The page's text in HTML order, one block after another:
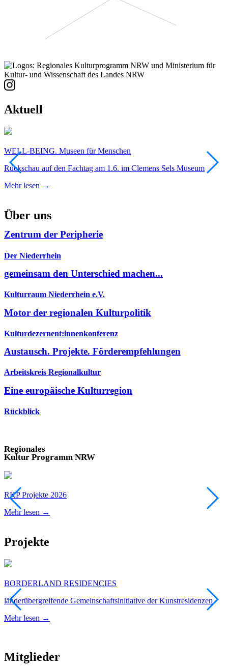
Aktuell
WELL-BEING. Museen für Menschen
Rückschau auf den Fachtag am 1.6. im Clemens Sels Museum
Mehr lesen →
Über uns
Zentrum der Peripherie
Der Niederrhein
gemeinsam den Unterschied machen...
Kulturraum Niederrhein e.V.
Motor der regionalen Kulturpolitik
Kulturdezernent:innenkonferenz
Austausch. Projekte. Förderempfehlungen
Arbeitskreis Regionalkultur
Eine europäische Kulturregion
Rückblick
Regionales
Kultur Programm NRW
RKP Projekte 2026
Mehr lesen →
Projekte
BORDERLAND RESIDENCIES
länderübergreifende Gemeinschaftsinitiative der Kunstresidenzen
Mehr lesen →
Mitglieder